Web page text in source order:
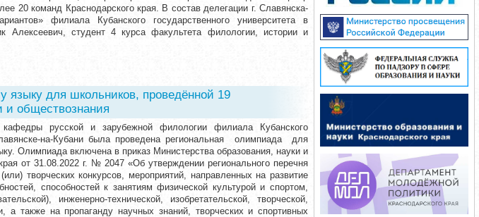
20 команд Краснодарского края. В состав делегации г. Славянска-
филиала Кубанского государственного университета в
студент 4 курса факультета филологии, истории и
языку для школьников, проведённой 19
и обществознания
русской и зарубежной филологии филиала Кубанского
на-Кубани была проведена региональная олимпиада для
Олимпиада включена в приказ Министерства образования, науки и
от 31.08.2022 г. № 2047 «Об утверждении регионального перечня
творческих конкурсов, мероприятий, направленных на развитие
способностей к занятиям физической культурой и спортом,
инженерно-технической, изобретательской, творческой,
а также на пропаганду научных знаний, творческих и спортивных